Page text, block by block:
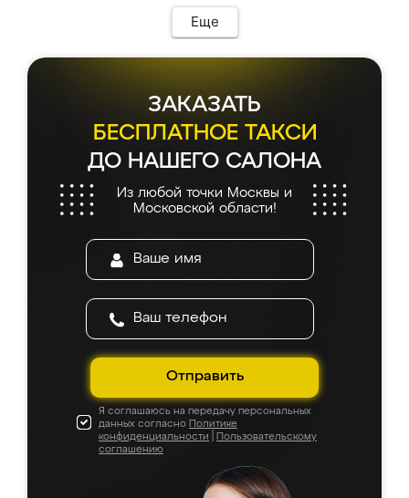
Еще
ЗАКАЗАТЬ
БЕСПЛАТНОЕ ТАКСИ
ДО НАШЕГО САЛОНА
Из любой точки Москвы и
Московской области!
Отправить
Я соглашаюсь на передачу персональных
данных согласно Политике
конфиденциальности
Пользовательскому
соглашению